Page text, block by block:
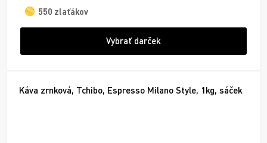
550 zlaťákov
Vybrať darček
Káva zrnková, Tchibo, Espresso Milano Style, 1kg, sáček